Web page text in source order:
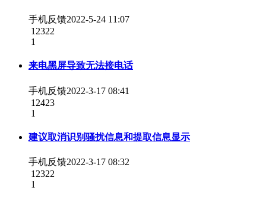
手机反馈2022-5-24 11:07
12322
1
来电黑屏导致无法接电话
手机反馈2022-3-17 08:41
12423
1
建议取消识别骚扰信息和提取信息显示
手机反馈2022-3-17 08:32
12322
1